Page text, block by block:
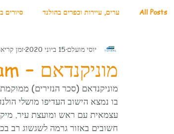
All Posts ערים, עיירות וכפרים בהולנד סיורים
קורונה בהולנד אטרקציות באמסטרדם
מוניקנדאם – Monnickendam
יוסי מועלם 15 ביוני 2020 זמן קריאה 2
חשובים באזור גרמה לשגשוג רב